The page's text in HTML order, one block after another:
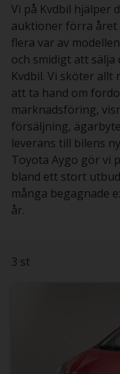
Vi på Kvdbil hjälper
auktioner förra året
flera var av
och smidigt att sälja
Kvdbil. Vi sköter allt
att ta hand om
marknadsföring,
försäljning,
leverans till bilens
Toyota Aygo gör vi
bland ett stort
många begagnade
år.
3 st